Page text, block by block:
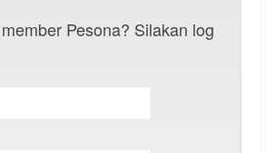
Pesona? Silakan log